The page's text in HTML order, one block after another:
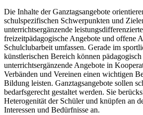
Die Inhalte der Ganztagsangebote
schulspezifischen Schwerpunkten und
unterrichtsergänzende
freizeitpädagogische Angebote und offene
Schulclubarbeit umfassen. Gerade im
künstlerischen Bereich können
unterrichtsergänzende Angebote in
Verbänden und Vereinen einen wichtigen
Bildung leisten. Ganztagsangebote sollen
bedarfsgerecht gestaltet werden. Sie
Heterogenität der Schüler und knüpfen an
Interessen und Bedürfnisse an.